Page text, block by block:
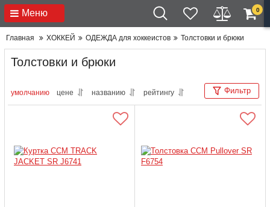
Меню 0
Главная ХОККЕЙ ОДЕЖДА для хоккеистов Толстовки и брюки
Толстовки и брюки
умолчанию цене названию рейтингу Фильтр